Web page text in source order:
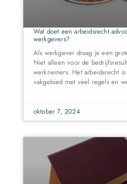
Wat doet een arbeidsrecht
werkgevers?
Als werkgever draag je een
Niet alleen voor de
werknemers. Het arbeidsrecht
vakgebied met veel regels en
oktober 7, 2024